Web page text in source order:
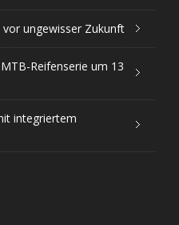
vor ungewisser Zukunft
Reifenserie um 13
integriertem